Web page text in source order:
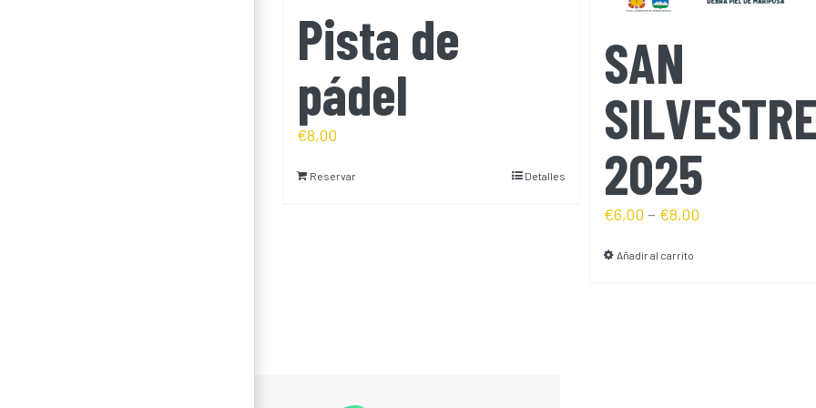
Pista de
pádel
€8,00
Reservar Detalles
SAN
SILVESTRE
2025
€6,00 – €8,00
Añadir al carrito